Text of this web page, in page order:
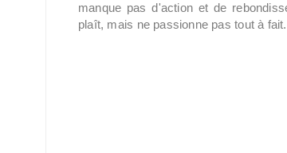
manque pas d'action et de
plaît, mais ne passionne pas tout à fait.